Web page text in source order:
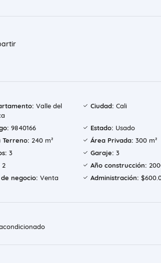
Valle del
Ciudad: Cali
9840166 Estado: Usado
Terreno: 240 m² Área Privada: 300 m²
3 Garaje: 3
2 Año construcción:
negocio: Venta Administración: